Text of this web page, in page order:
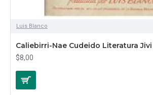
Luis Blanco
Caliebirri-Nae Cudeido Literatura Jivi
$8,00